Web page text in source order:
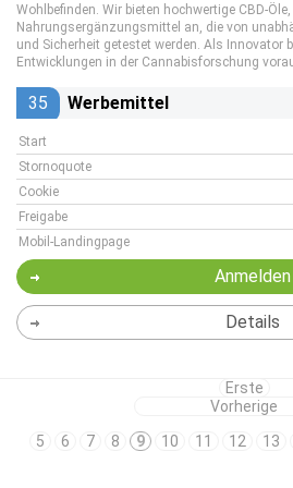
Wohlbefinden. Wir bieten hochwertige CBD-
Nahrungsergänzungsmittel an, die von
und Sicherheit getestet werden. Als Innovator
Entwicklungen in der Cannabisforschung
35 Werbemittel
Start
Stornoquote
Cookie
Freigabe
Mobil-Landingpage
Anmelden
Details
Erste
Vorherige
5
6 7 8 9 10 11 12 13